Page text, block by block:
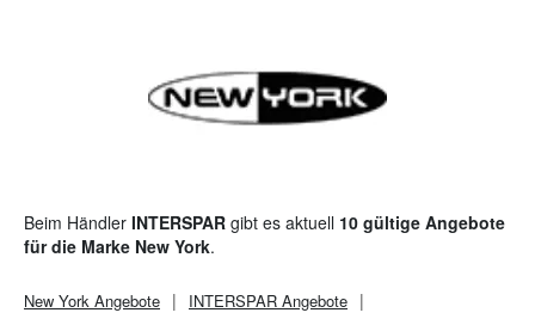
Beim Händler INTERSPAR gibt es aktuell 10 gültige Angebote
für die Marke New York.
New York Angebote INTERSPAR Angebote